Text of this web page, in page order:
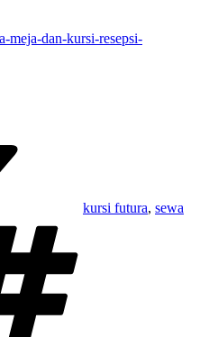
meja-dan-kursi-resepsi-
kursi futura, sewa